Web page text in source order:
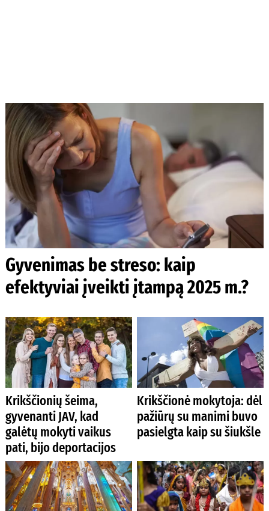
Gyvenimas be streso: kaip
efektyviai įveikti įtampą 2025 m.?
Krikščionių šeima,
gyvenanti JAV, kad
galėtų mokyti vaikus
pati, bijo deportacijos
Krikščionė mokytoja: dėl
pažiūrų su manimi buvo
pasielgta kaip su šiukšle